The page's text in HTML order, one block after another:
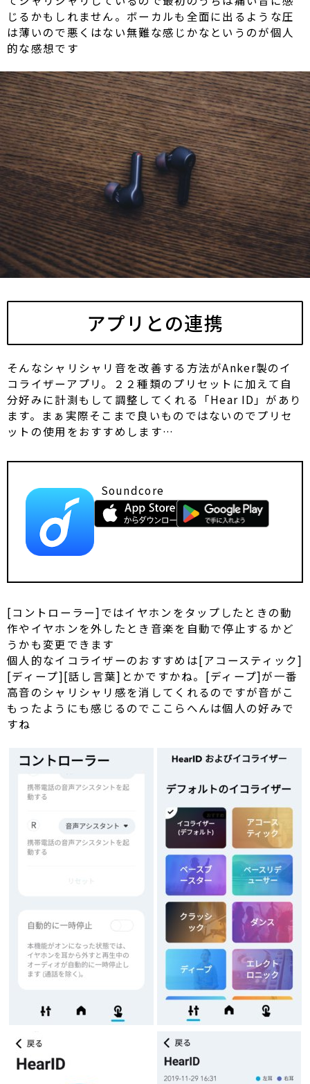
じるかもしれません。ボーカルも全面に出るような圧
は薄いので悪くはない無難な感じかなというのが個人
的な感想です
アプリとの連携
そんなシャリシャリ音を改善する方法がAnker製のイ
コライザーアプリ。２２種類のプリセットに加えて自
分好みに計測もして調整してくれる「Hear ID」があり
ます。まぁ実際そこまで良いものではないのでプリセ
ットの使用をおすすめします…
Soundcore
[コントローラー]ではイヤホンをタップしたときの動
作やイヤホンを外したとき音楽を自動で停止するかど
うかも変更できます
個人的なイコライザーのおすすめは[アコースティック]
[ディープ][話し言葉]とかですかね。[ディープ]が一番
高音のシャリシャリ感を消してくれるのですが音がこ
もったようにも感じるのでここらへんは個人の好みで
すね